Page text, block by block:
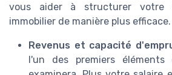
vous aider à structurer votre
immobilier de manière plus efficace.
Revenus et capacité
l'un des premiers